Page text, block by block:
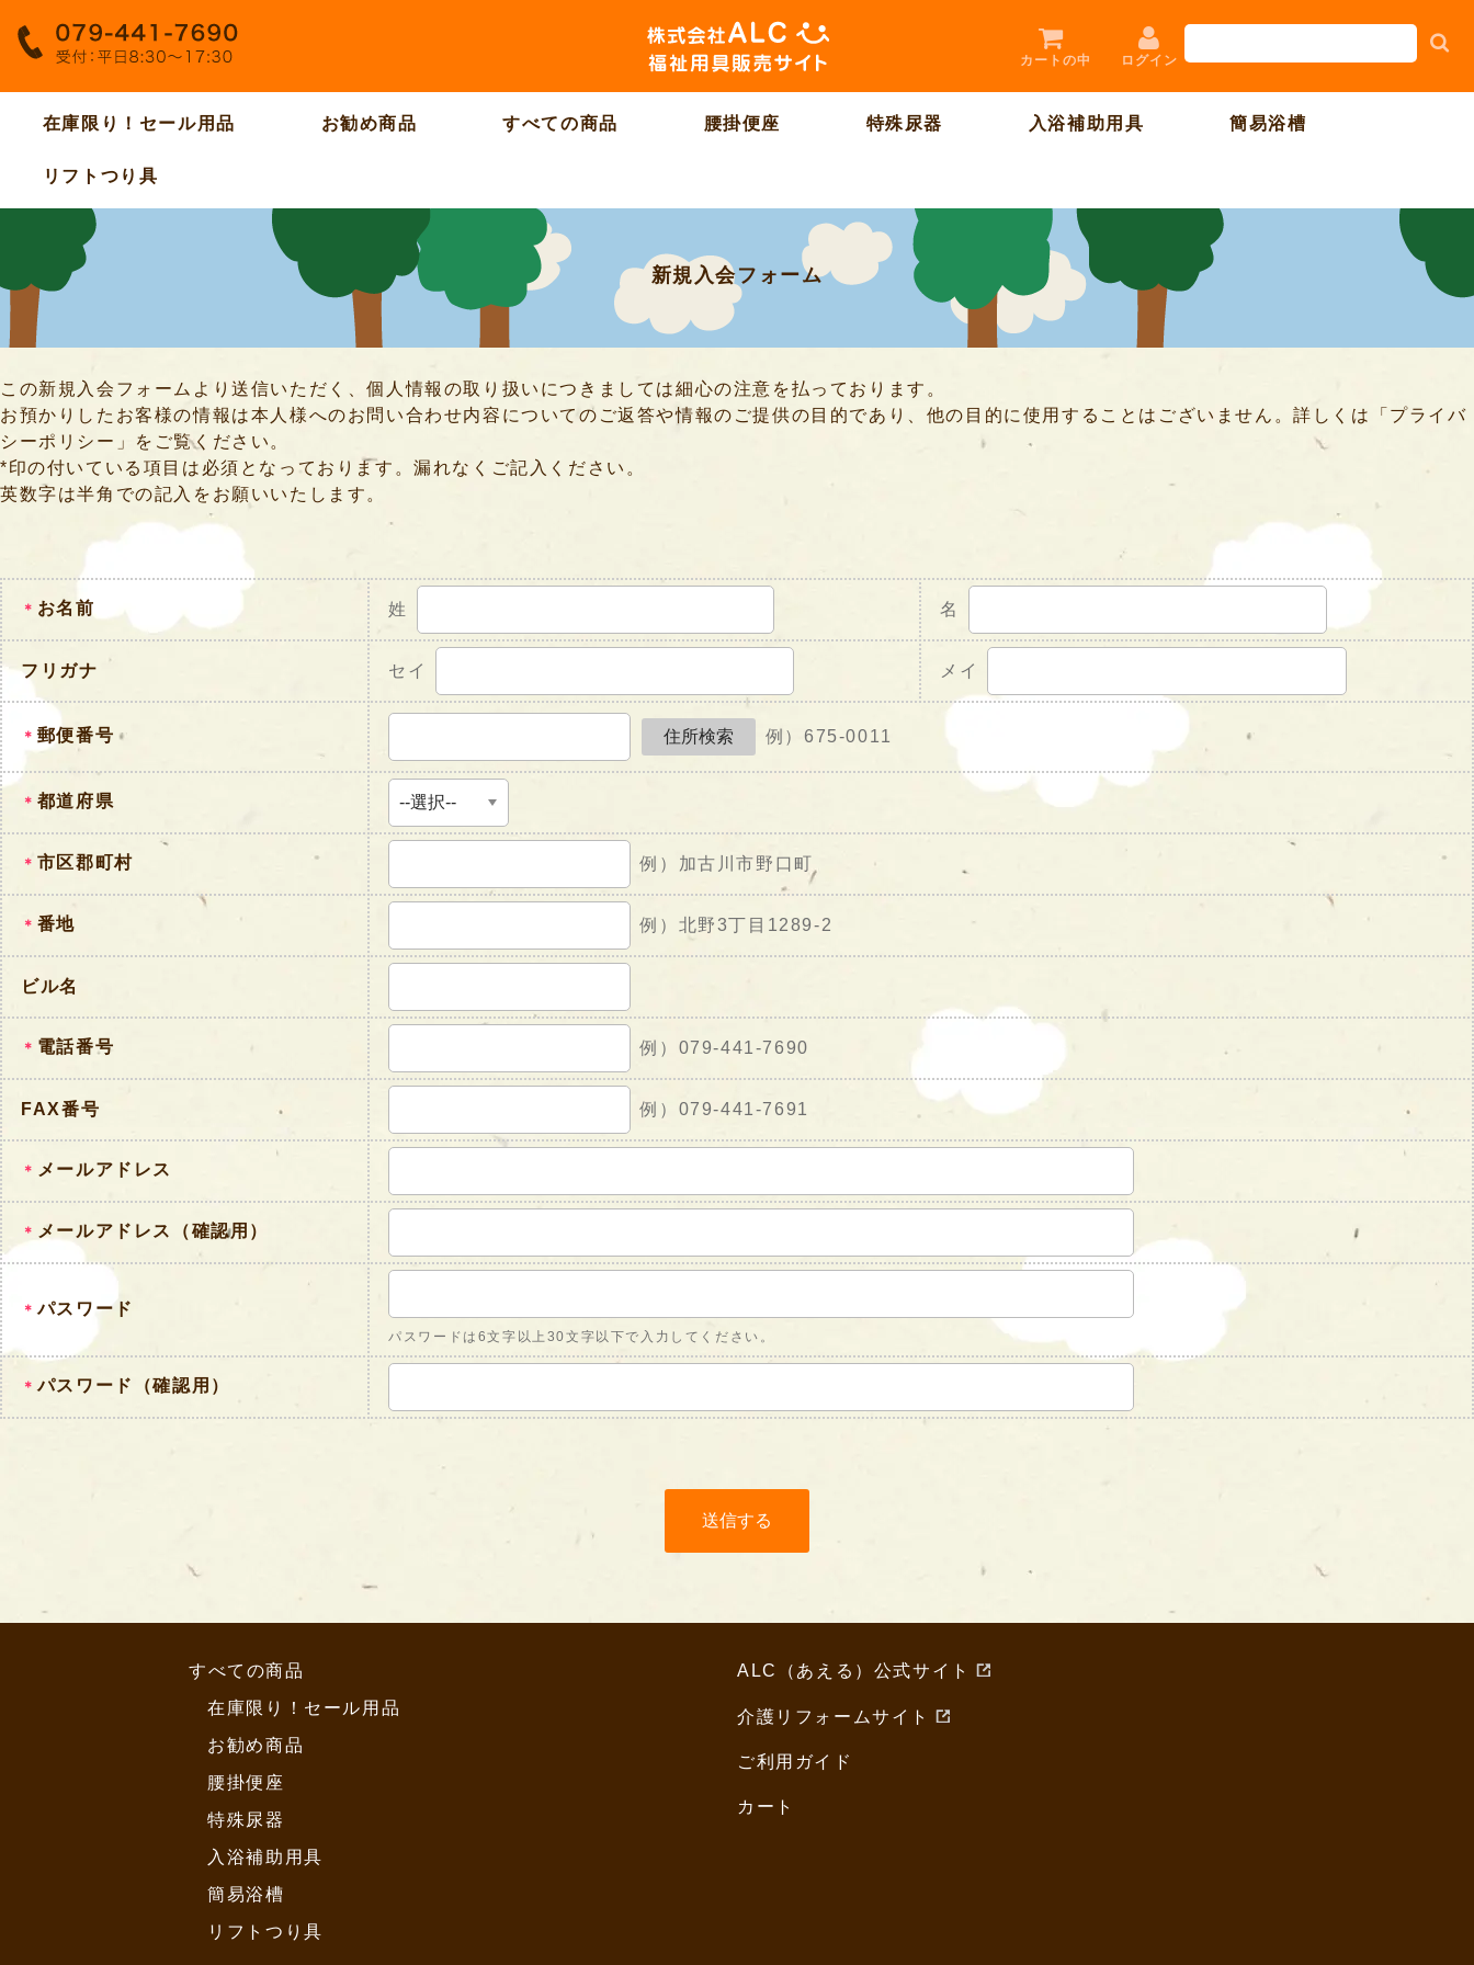
カートの中 ログイン
在庫限り！セール用品 お勧め商品 すべての商品 腰掛便座 特殊尿器 入浴補助用具 簡易浴槽
リフトつり具
新規入会フォーム
この新規入会フォームより送信いただく、個人情報の取り扱いにつきましては細心の注意を払っております。
お預かりしたお客様の情報は本人様へのお問い合わせ内容についてのご返答や情報のご提供の目的であり、他の目的に使用することはございません。詳しくは「プライバ
シーポリシー」をご覧ください。
*印の付いている項目は必須となっております。漏れなくご記入ください。
英数字は半角での記入をお願いいたします。
＊ お名前 姓 名
フリガナ セイ メイ
＊ 郵便番号 例）675-0011
＊ 都道府県
＊ 市区郡町村 例）加古川市野口町
＊ 番地 例）北野3丁目1289-2
ビル名
＊ 電話番号 例）079-441-7690
FAX番号 例）079-441-7691
＊ メールアドレス
＊ メールアドレス（確認用）
＊パスワード
パスワードは6文字以上30文字以下で入力してください。
＊パスワード（確認用）
すべての商品
在庫限り！セール用品
お勧め商品
腰掛便座
特殊尿器
入浴補助用具
簡易浴槽
リフトつり具
ALC（あえる）公式サイト
介護リフォームサイト
ご利用ガイド
カート